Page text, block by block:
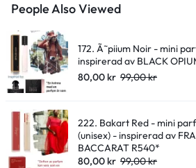
People Also Viewed
172. Ã˜piium Noir - mini
inspirerad av BLACK
80,00kr 99,00kr
222. Bakart Red - mini
(unisex) - inspirerad av
BACCARAT R540*
80,00kr 99,00kr